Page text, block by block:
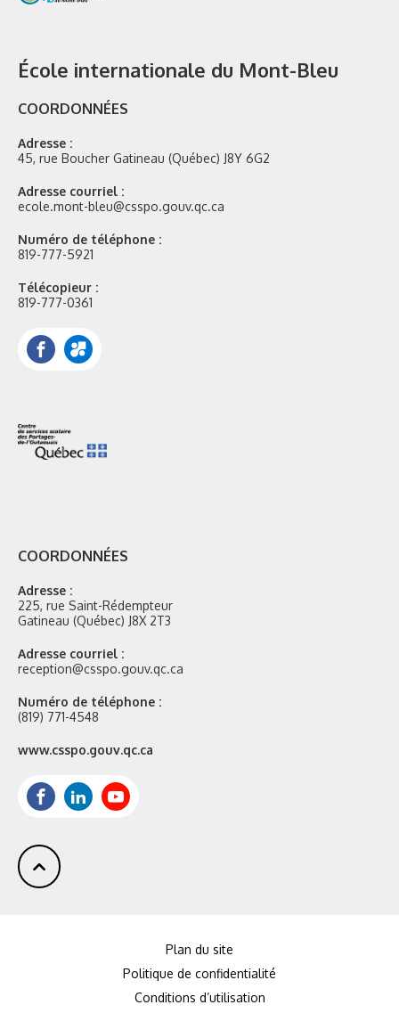
École internationale du Mont-Bleu
COORDONNÉES
Adresse :
45, rue Boucher Gatineau (Québec) J8Y 6G2
Adresse courriel :
ecole.mont-bleu@csspo.gouv.qc.ca
Numéro de téléphone :
819-777-5921
Télécopieur :
819-777-0361
Facebook
Portail
Mozaik
COORDONNÉES
Adresse :
225, rue Saint-Rédempteur
Gatineau (Québec) J8X 2T3
Adresse courriel :
reception@csspo.gouv.qc.ca
Numéro de téléphone :
(819) 771-4548
Site
www.csspo.gouv.qc.ca
FacebookLinkedInYoutube
Plan du site
Politique de confidentialité
Conditions d’utilisation